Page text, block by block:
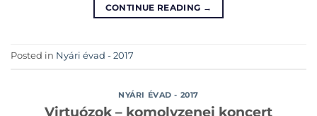
CONTINUE READING →
Posted in Nyári évad - 2017
NYÁRI ÉVAD - 2017
Virtuózok – komolyzenei koncert